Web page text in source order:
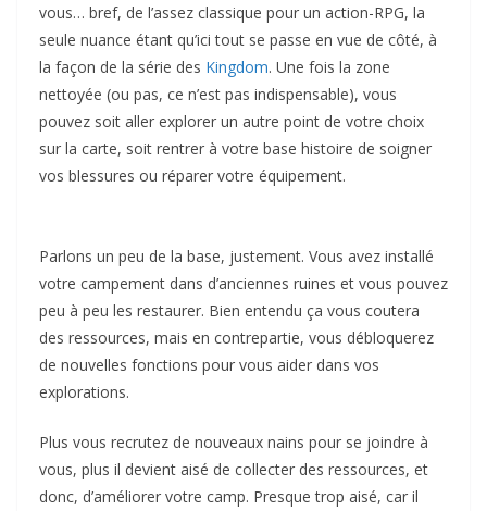
vous… bref, de l’assez classique pour un action-RPG, la
seule nuance étant qu’ici tout se passe en vue de côté, à
la façon de la série des Kingdom. Une fois la zone
nettoyée (ou pas, ce n’est pas indispensable), vous
pouvez soit aller explorer un autre point de votre choix
sur la carte, soit rentrer à votre base histoire de soigner
vos blessures ou réparer votre équipement.
Parlons un peu de la base, justement. Vous avez installé
votre campement dans d’anciennes ruines et vous pouvez
peu à peu les restaurer. Bien entendu ça vous coutera
des ressources, mais en contrepartie, vous débloquerez
de nouvelles fonctions pour vous aider dans vos
explorations.
Plus vous recrutez de nouveaux nains pour se joindre à
vous, plus il devient aisé de collecter des ressources, et
donc, d’améliorer votre camp. Presque trop aisé, car il